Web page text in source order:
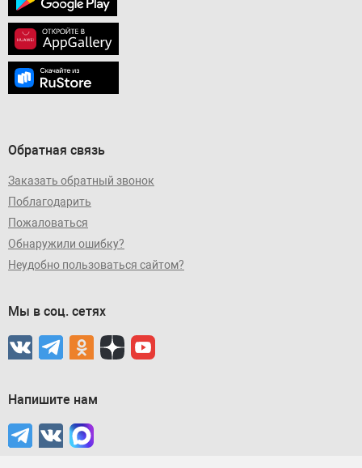
Обратная связь
Заказать обратный звонок
Поблагодарить
Пожаловаться
Обнаружили ошибку?
Неудобно пользоваться сайтом?
Мы в соц. сетях
Напишите нам